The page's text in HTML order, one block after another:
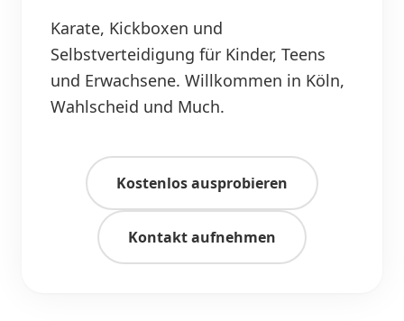
Karate, Kickboxen und
Selbstverteidigung für Kinder, Teens
und Erwachsene. Willkommen in Köln,
Wahlscheid und Much.
Kostenlos ausprobieren
Kontakt aufnehmen